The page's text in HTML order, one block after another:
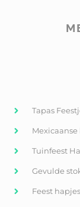
Tapas
Mexicaanse
Tuinfeest
Gevulde
Feest hapjes